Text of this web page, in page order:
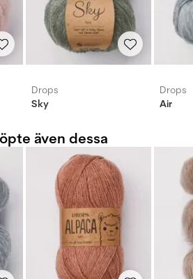
Drops
Sky
Drops
Air
även dessa